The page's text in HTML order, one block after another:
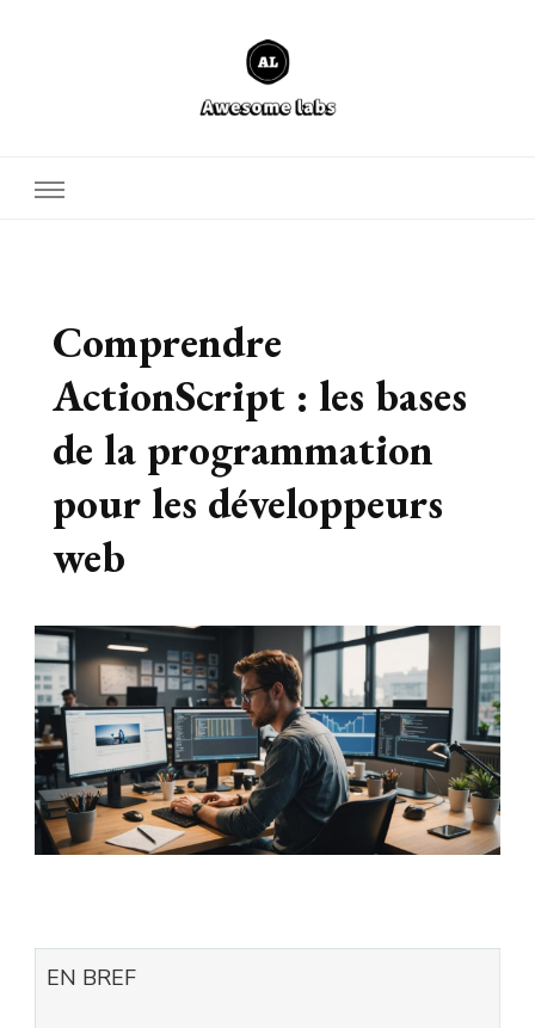
Comprendre
ActionScript : les bases
de la programmation
pour les développeurs
web
EN BREF